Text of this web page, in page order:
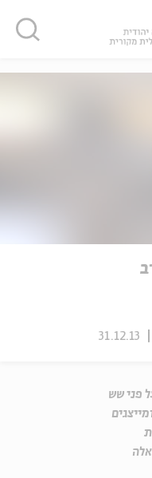
31.12.13
פני שש